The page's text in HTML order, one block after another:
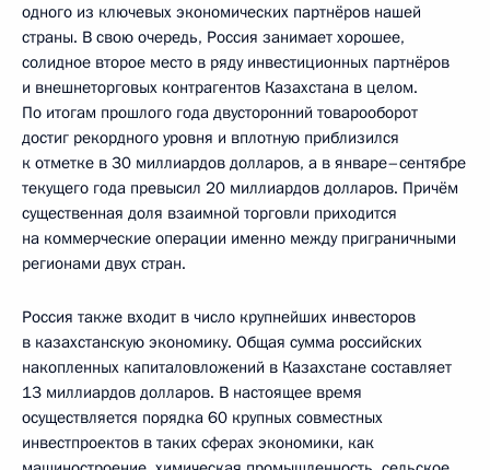
одного из ключевых экономических партнёров нашей
страны. В свою очередь, Россия занимает хорошее,
солидное второе место в ряду инвестиционных партнёров
и внешнеторговых контрагентов Казахстана в целом.
По итогам прошлого года двусторонний товарооборот
достиг рекордного уровня и вплотную приблизился
к отметке в 30 миллиардов долларов, а в январе–сентябре
текущего года превысил 20 миллиардов долларов. Причём
существенная доля взаимной торговли приходится
на коммерческие операции именно между приграничными
регионами двух стран.
Россия также входит в число крупнейших инвесторов
в казахстанскую экономику. Общая сумма российских
накопленных капиталовложений в Казахстане составляет
13 миллиардов долларов. В настоящее время
осуществляется порядка 60 крупных совместных
инвестпроектов в таких сферах экономики, как